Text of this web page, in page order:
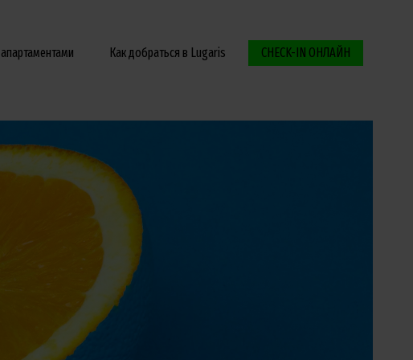
апартаментами Как добраться в Lugaris CHECK-IN ОНЛАЙН